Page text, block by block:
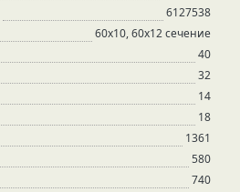
6127538
60х10, 60х12 сечение
40
32
14
18
1361
580
740